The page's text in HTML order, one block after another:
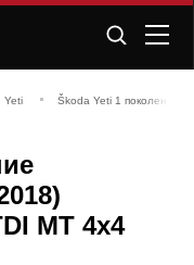
Yeti Škoda Yeti 1 поколение
MT 4x4